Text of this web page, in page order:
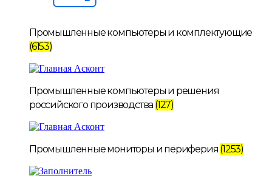
Промышленные компьютеры и комплектующие
(6153)
Промышленные компьютеры и решения
российского производства (127)
Промышленные мониторы и периферия (1253)